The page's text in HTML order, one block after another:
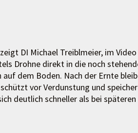
DI Michael Treiblmeier, im Video
Drohne direkt in die noch
dem Boden. Nach der Ernte
vor Verdunstung und
deutlich schneller als bei späteren